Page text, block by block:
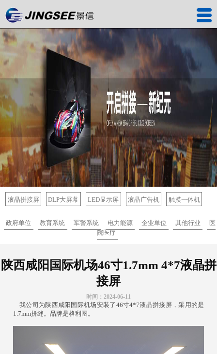
产品中心
工程案例
服务中心
关于我们
联系我们
深圳工厂
液晶拼接屏 DLP大屏幕 LED显示屏 液晶广告机 触摸一体机
政府单位 教育系统 军警系统 电力能源 企业单位 其他行业
医
院医疗
陕西咸阳国际机场46寸1.7mm 4*7液晶拼
接屏
时间：2024-06-11
我公司为陕西咸阳国际机场安装了46寸4*7液晶拼接屏，采用的是
1.7mm拼缝。品牌是格利图。